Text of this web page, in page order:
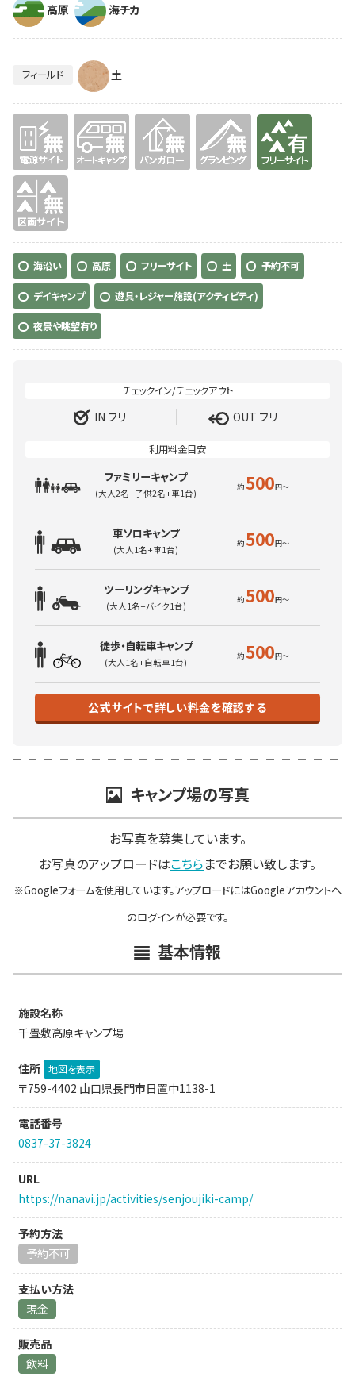
高原 海チカ
フィールド 土
無 無 有り
無
海沿い 高原 フリーサイト 土 予約不可
デイキャンプ 遊具・レジャー施設(アクティビティ)
夜景や眺望有り
IN フリ－ OUT フリ－
ファミリーキャンプ
(大人2名+子供2名+車1台) 500
車ソロキャンプ
(大人1名+車1台) 500
ツーリングキャンプ
(大人1名+バイク1台) 500
徒歩・自転車キャンプ
(大人1名+自転車1台) 500
公式サイトで詳しい料金を確認する
キャンプ場の写真
お写真を募集しています。
お写真のアップロードはこちらまでお願い致します。
※Googleフォームを使用しています。アップロードにはGoogleアカウントへ
のログインが必要です。
基本情報
施設名称
千畳敷高原キャンプ場
住所 地図を表示
〒759-4402 山口県長門市日置中1138-1
電話番号
0837-37-3824
URL
https://nanavi.jp/activities/senjoujiki-camp/
予約方法
予約不可
支払い方法
現金
販売品
飲料